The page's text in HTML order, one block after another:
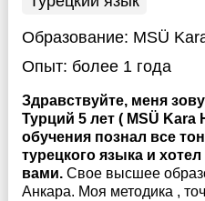
Образование: MSÜ
Опыт: более 1 года
Здравствуйте, меня
Турций 5 лет ( MSÜ Kara
обучения познал все
турецкого языка и
вами. Свое высшее
Анкара. Моя методика ,